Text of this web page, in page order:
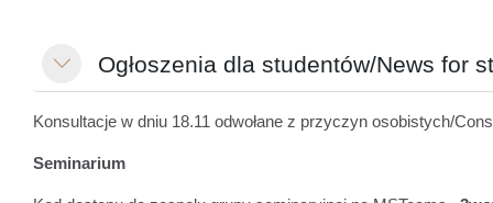
СвернутьOgłoszenia dla studentów/News for
Konsultacje w dniu 18.11 odwołane z przyczyn osobistych/
Seminarium